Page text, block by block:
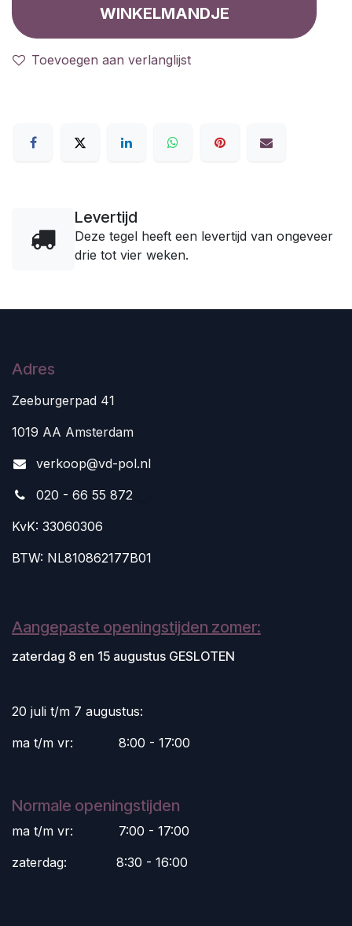
WINKELMANDJE
Toevoegen aan verlanglijst
Levertijd
Deze tegel heeft een levertijd van ongeveer
drie tot vier weken.
Adres
Zeeburgerpad 41
1019 AA Amsterdam
verkoop@vd-pol.nl
020 - 66 55 872
KvK: 33060306
BTW: NL810862177B01
Aangepaste openingstijden zomer:
zaterdag 8 en 15 augustus GESLOTEN
20 juli t/m 7 augustus:
ma t/m vr:
​8:00 - 17:00
Normale openingstijden
ma t/m vr:
​7:00 - 17:00
zaterdag:
​8:30 - 16:00